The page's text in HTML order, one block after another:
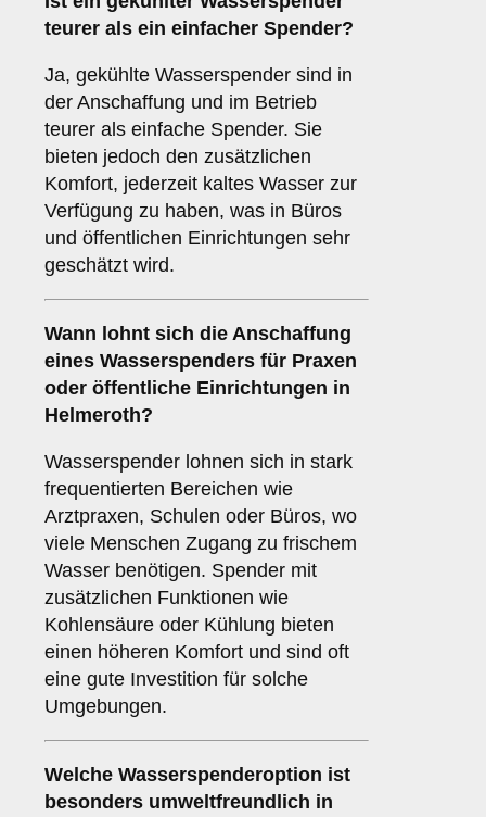
teurer als ein einfacher Spender?
Ja, gekühlte Wasserspender sind in
der Anschaffung und im Betrieb
teurer als einfache Spender. Sie
bieten jedoch den zusätzlichen
Komfort, jederzeit kaltes Wasser zur
Verfügung zu haben, was in Büros
und öffentlichen Einrichtungen sehr
geschätzt wird.
Wann lohnt sich die Anschaffung
eines Wasserspenders für Praxen
oder öffentliche Einrichtungen in
Helmeroth?
Wasserspender lohnen sich in stark
frequentierten Bereichen wie
Arztpraxen, Schulen oder Büros, wo
viele Menschen Zugang zu frischem
Wasser benötigen. Spender mit
zusätzlichen Funktionen wie
Kohlensäure oder Kühlung bieten
einen höheren Komfort und sind oft
eine gute Investition für solche
Umgebungen.
Welche Wasserspenderoption ist
besonders umweltfreundlich in